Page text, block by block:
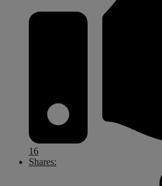
16
Shares: